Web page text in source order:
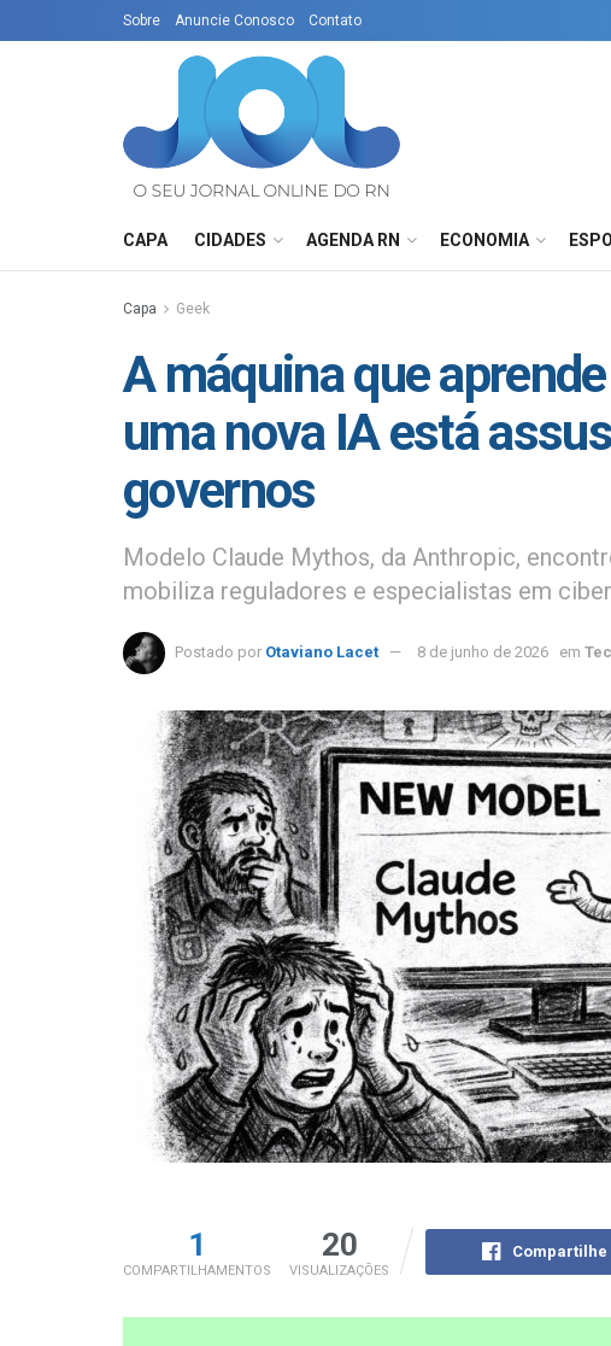
Sobre Anuncie Conosco Contato
CAPA CIDADES AGENDA RN ECONOMIA
Capa Geek
A máquina que
uma nova IA está
governos
Modelo Claude Mythos, da Anthropic,
mobiliza reguladores e especialistas em
Postado por Otaviano Lacet 8 de junho de 2026 em
1
COMPARTILHAMENTOS
20
VISUALIZAÇÕES
Compartilhe